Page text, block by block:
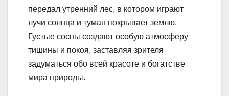
передал утренний лес, в котором играют
лучи солнца и туман покрывает землю.
Густые сосны создают особую атмосферу
тишины и покоя, заставляя зрителя
задуматься обо всей красоте и богатстве
мира природы.